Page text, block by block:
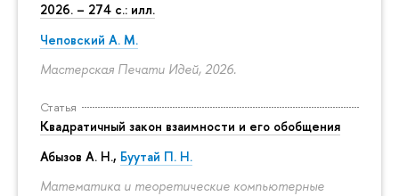
2026. – 274 с.: илл.
Чеповский А. М.
Мастерская Печати Идей, 2026.
Статья
Квадратичный закон взаимности и его обобщения
Абызов А. Н., Буутай П. Н.
Математика и теоретические компьютерные